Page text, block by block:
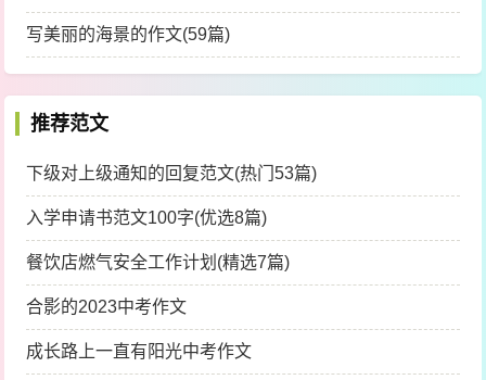
写美丽的海景的作文(59篇)
推荐范文
下级对上级通知的回复范文(热门53篇)
入学申请书范文100字(优选8篇)
餐饮店燃气安全工作计划(精选7篇)
合影的2023中考作文
成长路上一直有阳光中考作文